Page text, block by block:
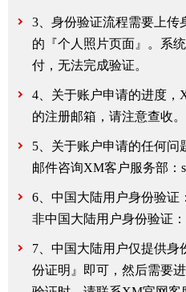
3、身份验证流程需要上传
的『个人照片页面』。系
付，无法完成验证。
4、关于账户申请的进度，
的注册邮箱，请注意查收。
5、关于账户申请的任何问
邮件咨询XM客户服务部：
6、中国大陆用户身份验证
非中国大陆用户身份验证
7、中国大陆用户仅提供身
份证明』即可，然后需要